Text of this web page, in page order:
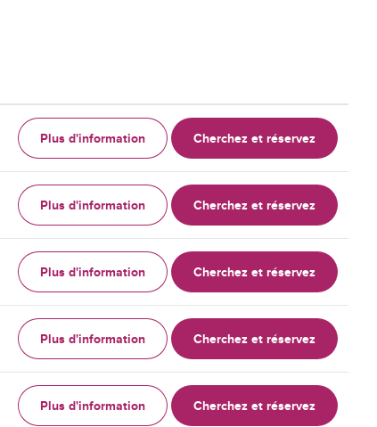
Plus d'information Cherchez et réservez
Plus d'information Cherchez et réservez
Plus d'information Cherchez et réservez
Plus d'information Cherchez et réservez
Plus d'information Cherchez et réservez